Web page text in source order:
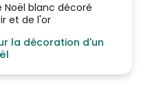
Noël blanc décoré
et de l'or
la décoration d'un